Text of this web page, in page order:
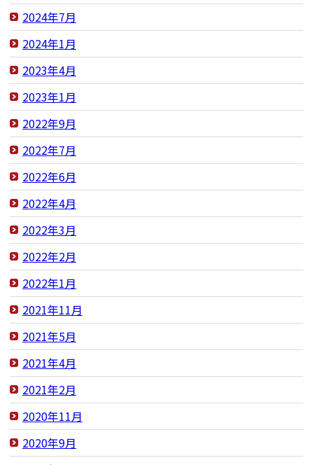
2024年7月
2024年1月
2023年4月
2023年1月
2022年9月
2022年7月
2022年6月
2022年4月
2022年3月
2022年2月
2022年1月
2021年11月
2021年5月
2021年4月
2021年2月
2020年11月
2020年9月